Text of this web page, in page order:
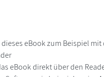
eBook zum Beispiel
eBook direkt über den